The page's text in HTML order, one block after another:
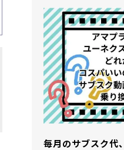
毎月のサブスク代